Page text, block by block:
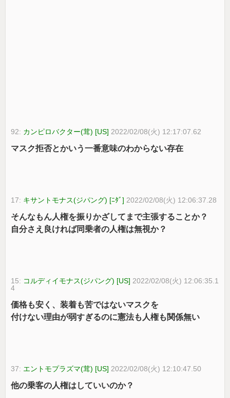
92: カンピロバクター(茸) [US] 2022/02/08(火) 12:17:07.62
マスク拒否とかいう一番意味のわからない存在
17: キサントモナス(ジパング) [ﾆﾀﾞ] 2022/02/08(火) 12:06:37.28
そんなもん人権を振りかざしてまで主張することか？
自分さえ良ければ同乗者の人権は無視か？
15: コルディイモナス(ジパング) [US] 2022/02/08(火) 12:06:35.1
4
価格も安く、装着も苦ではないマスクを
付けない理由が弱すぎるのに憲法も人権も関係無い
37: エントモプラズマ(茸) [US] 2022/02/08(火) 12:10:47.50
他の乗客の人権はしていいのか？